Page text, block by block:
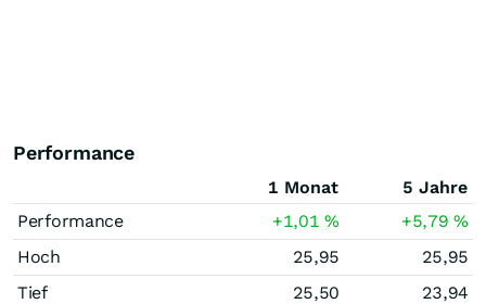
Performance
1 Monat
5 Jahre
Performance
+1,01% +5,79%
Hoch
25,95
25,95
Tief
25,50
23,94